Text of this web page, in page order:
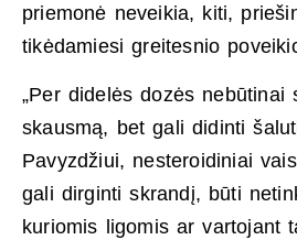
priemonė neveikia, kiti,
tikėdamiesi greitesnio
„Per didelės dozės nebūtinai
skausmą, bet gali didinti
Pavyzdžiui, nesteroidiniai
gali dirginti skrandį, būti
kuriomis ligomis ar vartojant